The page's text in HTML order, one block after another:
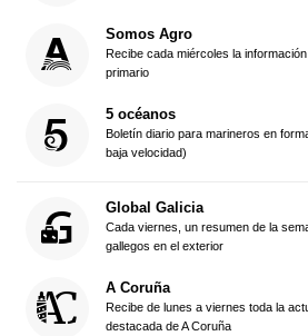
Somos Agro
Recibe cada miércoles la
primario
5 océanos
Boletín diario para marineros en
baja velocidad)
Global Galicia
Cada viernes, un resumen de la
gallegos en el exterior
A Coruña
Recibe de lunes a viernes toda la
destacada de A Coruña